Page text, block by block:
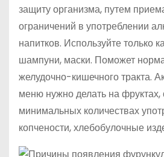
защиту организма, путем
ограничений в употреблении
напитков. Используйте только
шампуни, маски. Поможет
желудочно-кишечного тракта.
меню нужно делать на
минимальных количествах
копчености, хлебобулочные